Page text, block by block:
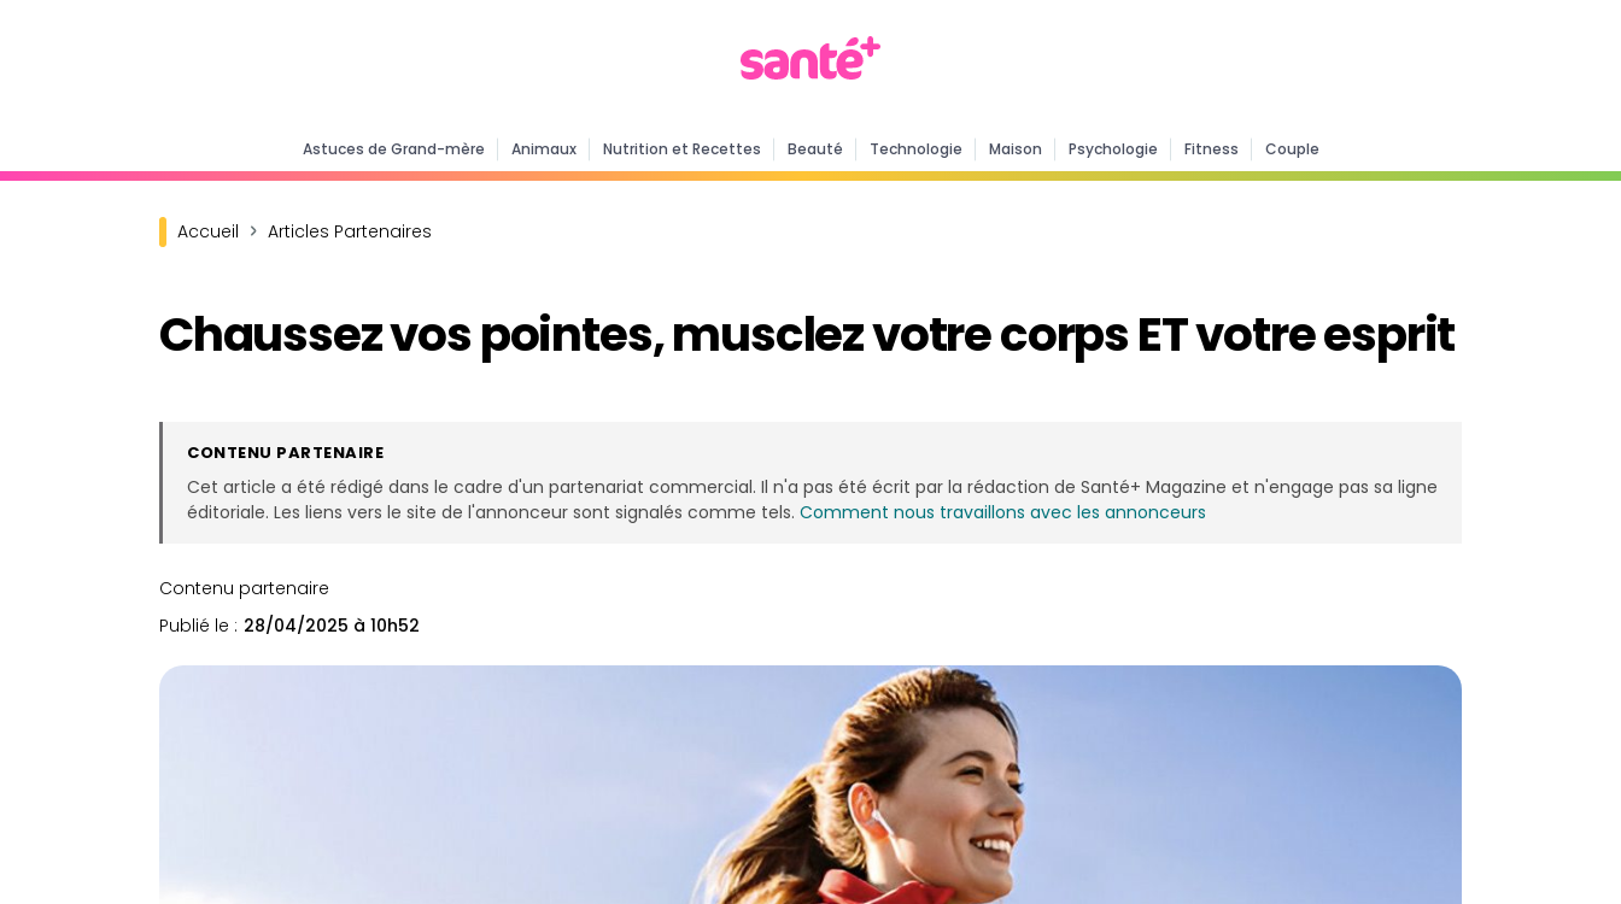
Astuces de Grand-mère Animaux Nutrition et Recettes Beauté Technologie Maison Psychologie Fitness Couple
Accueil Articles Partenaires
Chaussez vos pointes, musclez votre corps ET votre esprit
CONTENU PARTENAIRE
Cet article a été rédigé dans le cadre d'un partenariat commercial. Il n'a pas été écrit par la rédaction de Santé+ Magazine et n'engage pas sa ligne
éditoriale. Les liens vers le site de l'annonceur sont signalés comme tels. Comment nous travaillons avec les annonceurs
Contenu partenaire
Publié le : 28/04/2025 à 10h52